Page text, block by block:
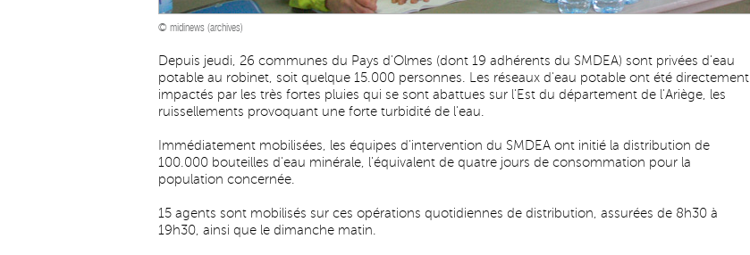
© midinews (archives)
Depuis jeudi, 26 communes du Pays d'Olmes (dont 19 adhérents du SMDEA) sont privées d'eau
potable au robinet, soit quelque 15.000 personnes. Les réseaux d'eau potable ont été directement
impactés par les très fortes pluies qui se sont abattues sur l'Est du département de l'Ariège, les
ruissellements provoquant une forte turbidité de l'eau.
Immédiatement mobilisées, les équipes d'intervention du SMDEA ont initié la distribution de
100.000 bouteilles d'eau minérale, l'équivalent de quatre jours de consommation pour la
population concernée.
15 agents sont mobilisés sur ces opérations quotidiennes de distribution, assurées de 8h30 à
19h30, ainsi que le dimanche matin.